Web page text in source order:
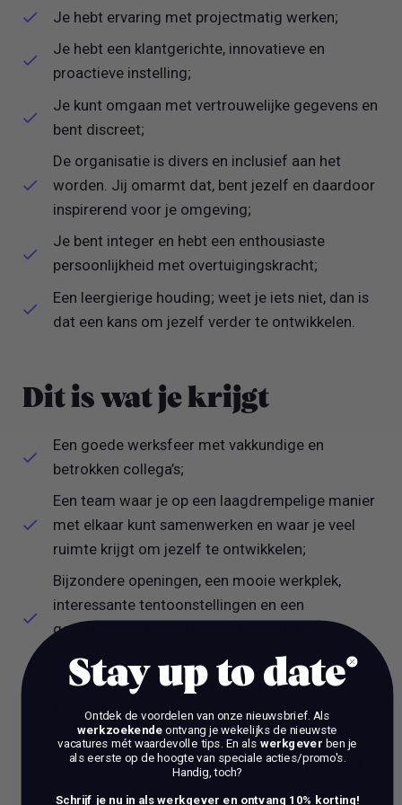
Je hebt ervaring met projectmatig werken;
Je hebt een klantgerichte, innovatieve en
proactieve instelling;
Je kunt omgaan met vertrouwelijke gegevens en
bent discreet;
De organisatie is divers en inclusief aan het
worden. Jij omarmt dat, bent jezelf en daardoor
inspirerend voor je omgeving;
Je bent integer en hebt een enthousiaste
persoonlijkheid met overtuigingskracht;
Een leergierige houding; weet je iets niet, dan is
dat een kans om jezelf verder te ontwikkelen.
Dit is wat je krijgt
Een goede werksfeer met vakkundige en
betrokken collega’s;
Een team waar je op een laagdrempelige manier
met elkaar kunt samenwerken en waar je veel
ruimte krijgt om jezelf te ontwikkelen;
Bijzondere openingen, een mooie werkplek,
interessante tentoonstellingen en een
gevarieerde programmering om vrij te
bezoeken;
Een bruto salaris dat ligt tussen de (€ 2.723,99 en
€ 3.735,66) bij 37,5 uur per week (fulltime, schaal
Woon-werk reiskostenvergoeding als je buiten
Stay up to date
Ontdek de voordelen van onze nieuwsbrief. Als
werkzoekendeontvang je wekelijks de nieuwste
vacatures mét waardevolle tips. En als werkgever ben je
als eerste op de hoogte van speciale acties/promo's.
Handig, toch?
Schrijf je nu in als werkgever en ontvang 10% korting!